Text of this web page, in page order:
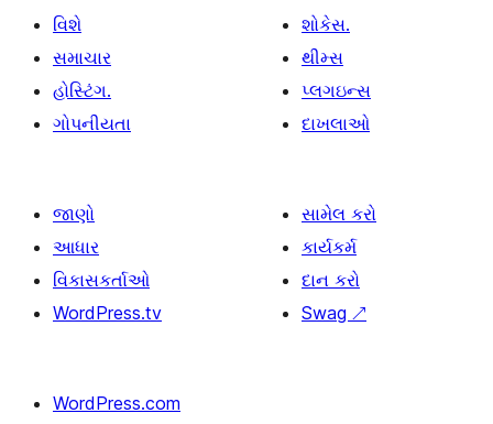
વિશે
સમાચાર
હોસ્ટિંગ.
ગોપનીયતા
શોકેસ.
થીમ્સ
પ્લગઇન્સ
દાખલાઓ
જાણો
આધાર
વિકાસકર્તાઓ
WordPress.tv
સામેલ કરો
કાર્યકર્મ
દાન કરો
Swag ↗
WordPress.com